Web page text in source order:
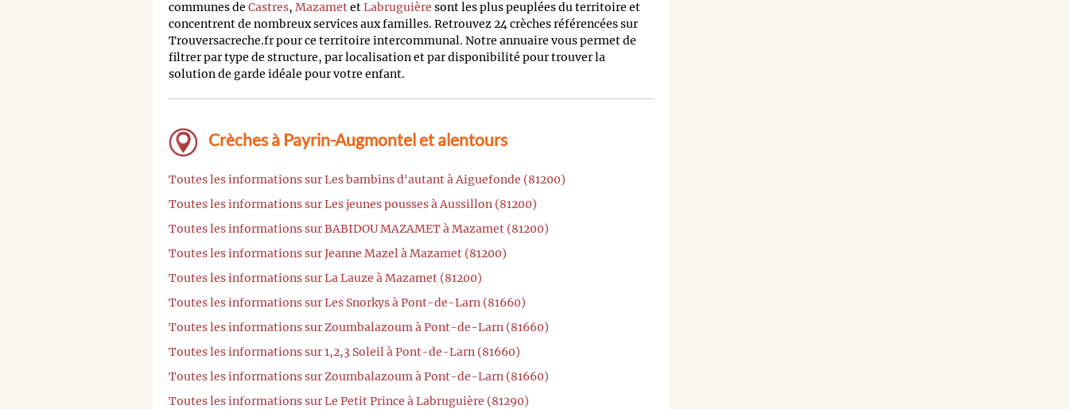
communes de Castres, MazametetLabruguière sont les plus peuplées du territoire et
concentrent de nombreux services aux familles. Retrouvez 24 crèches référencées sur
Trouversacreche.fr pour ce territoire intercommunal. Notre annuaire vous permet de
filtrer par type de structure, par localisation et par disponibilité pour trouver la
solution de garde idéale pour votre enfant.
Crèches à Payrin-Augmontel et alentours
Toutes les informations sur Les bambins d'autant à Aiguefonde (81200)
Toutes les informations sur Les jeunes pousses à Aussillon (81200)
Toutes les informations sur BABIDOU MAZAMET à Mazamet (81200)
Toutes les informations sur Jeanne Mazel à Mazamet (81200)
Toutes les informations sur La Lauze à Mazamet (81200)
Toutes les informations sur Les Snorkys à Pont-de-Larn (81660)
Toutes les informations sur Zoumbalazoum à Pont-de-Larn (81660)
Toutes les informations sur 1,2,3 Soleil à Pont-de-Larn (81660)
Toutes les informations sur Zoumbalazoum à Pont-de-Larn (81660)
Toutes les informations sur Le Petit Prince à Labruguière (81290)